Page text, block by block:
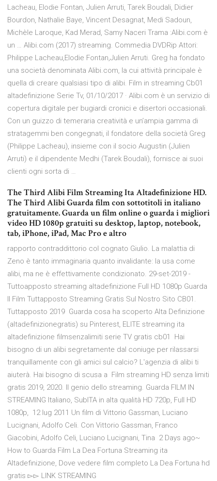
Lacheau, Elodie Fontan, Julien Arruti, Tarek Boudali, Didier
Bourdon, Nathalie Baye, Vincent Desagnat, Medi Sadoun,
Michèle Laroque, Kad Merad, Samy Naceri Trama :Alibi.com è
un … Alibi.com (2017) streaming. Commedia DVDRip Attori:
Philippe Lacheau,Elodie Fontan,Julien Arruti. Greg ha fondato
una società denominata Alibi.com, la cui attività principale è
quella di creare qualsiasi tipo di alibi. Film in streaming Cb01
altadefinizione Serie Tv, 01/10/2017 · Alibi.com è un servizio di
copertura digitale per bugiardi cronici e disertori occasionali.
Con un guizzo di temeraria creatività e un’ampia gamma di
stratagemmi ben congegnati, il fondatore della società Greg
(Philippe Lacheau), insieme con il socio Augustin (Julien
Arruti) e il dipendente Medhi (Tarek Boudali), fornisce ai suoi
clienti ogni sorta di …
The Third Alibi Film Streaming Ita Altadefinizione HD.
The Third Alibi Guarda film con sottotitoli in italiano
gratuitamente. Guarda un film online o guarda i migliori
video HD 1080p gratuiti su desktop, laptop, notebook,
tab, iPhone, iPad, Mac Pro e altro
rapporto contraddittorio col cognato Giulio. La malattia di
Zeno è tanto immaginaria quanto invalidante: la usa come
alibi, ma ne è effettivamente condizionato. 29-set-2019 -
Tuttoapposto streaming altadefinizione Full HD 1080p Guarda
Il Film Tuttapposto Streaming Gratis Sul Nostro Sito CB01.
Tuttapposto 2019 Guarda cosa ha scoperto Alta Definizione
(altadefinizionegratis) su Pinterest, ELITE streaming ita
altadefinizione filmsenzalimiti serie TV gratis cb01 Hai
bisogno di un alibi segretamente dal coniuge per rilassarsi
tranquillamente con gli amici sul calcio? L'agenzia di alibi ti
aiuterà. Hai bisogno di scusa a Film streaming HD senza limiti
gratis 2019, 2020. Il genio dello streaming. Guarda FILM IN
STREAMING Italiano, SubITA in alta qualità HD 720p, Full HD
1080p, 12 lug 2011 Un film di Vittorio Gassman, Luciano
Lucignani, Adolfo Celi. Con Vittorio Gassman, Franco
Giacobini, Adolfo Celi, Luciano Lucignani, Tina 2 Days ago~
How to Guarda Film La Dea Fortuna Streaming ita
Altadefinizione, Dove vedere film completo La Dea Fortuna hd
gratis ▻▻ LINK STREAMING